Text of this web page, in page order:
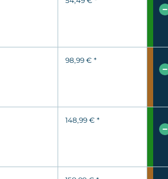
98,99 € *
148,99 € *